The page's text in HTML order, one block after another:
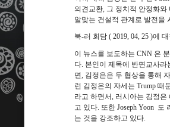
의견교환, 그 정치적 안정화
알맞는 건설적 관계로 발전을
북-러 회담( 2019, 04, 25 )에
이 뉴스를 보도하는 CNN 은
다. 본인이 제목에 반면교사
면, 김정은은 두 협상을 통해
런 김정은의 자세는 Trump 때
라고 하면서, 러시아는 김정은
고 있다. 또한Joseph Yoon 도
는 것을 강조하고 있다.